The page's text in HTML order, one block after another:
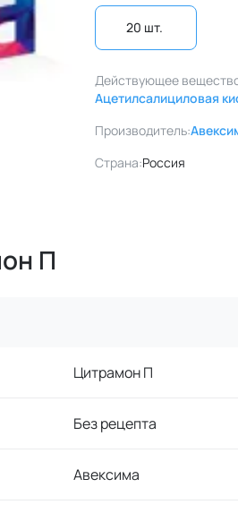
20 шт.
Действующее
Ацетилсалициловая
Производитель:
Страна:Россия
П
Цитрамон П
Без рецепта
Авексима